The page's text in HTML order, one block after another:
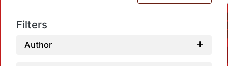
Filters
Author